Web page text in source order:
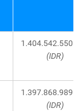
(IDR)
(IDR)